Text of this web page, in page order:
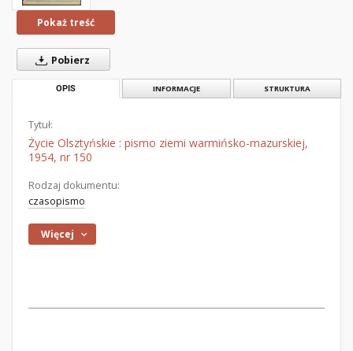
Pokaż treść
Pobierz
OPIS INFORMACJE STRUKTURA
Tytuł:
Życie Olsztyńskie : pismo ziemi warmińsko-mazurskiej,
1954, nr 150
Rodzaj dokumentu:
czasopismo
Więcej